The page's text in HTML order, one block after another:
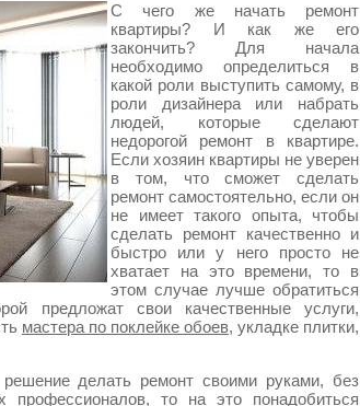
С чего же начать ремонт
квартиры? И как же его
закончить? Для начала
необходимо определиться в
какой роли выступить самому, в
роли дизайнера или набрать
людей, которые сделают
недорогой ремонт в квартире.
Если хозяин квартиры не уверен
в том, что сможет сделать
ремонт самостоятельно, если он
не имеет такого опыта, чтобы
сделать ремонт качественно и
быстро или у него просто не
хватает на это времени, то в
этом случае лучше обратиться
предложат свои качественные услуги,
мастера по поклейке обоев, укладке плитки,
делать ремонт своими руками, без
профессионалов, то на это понадобиться